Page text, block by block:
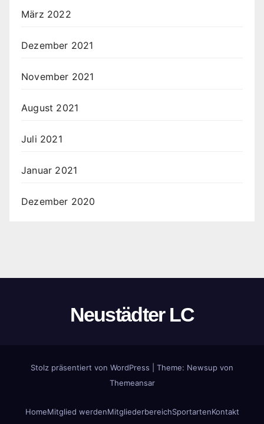
März 2022
Dezember 2021
November 2021
August 2021
Juli 2021
Januar 2021
Dezember 2020
Neustädter LC
Stolz präsentiert von WordPress Theme: Newsup von
Themeansar
HomeMitglied werdenMitgliederbereichSportartenKontakt